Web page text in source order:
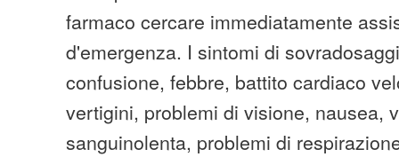
farmaco cercare immediatamente
d'emergenza. I sintomi di
confusione, febbre, battito cardiaco
vertigini, problemi di visione, nausea,
sanguinolenta, problemi di